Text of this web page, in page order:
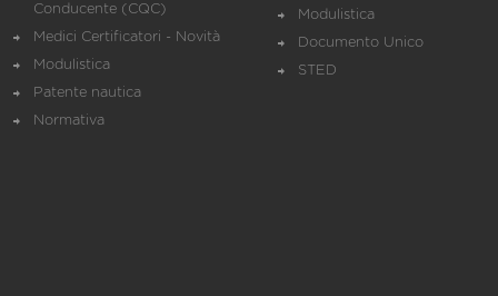
Conducente (CQC)
Medici Certificatori - Novità
Modulistica
Patente nautica
Normativa
Modulistica
Documento Unico
STED